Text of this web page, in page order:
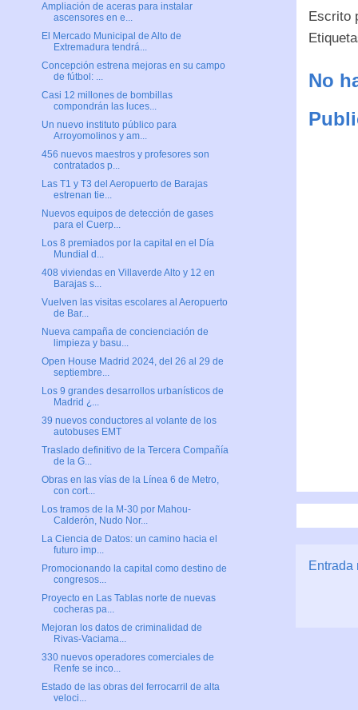
Escrito
No
Entrada
Ampliación de aceras para instalar
ascensores en e...
El Mercado Municipal de Alto de
Extremadura tendrá...
Concepción estrena mejoras en su campo
de fútbol: ...
Casi 12 millones de bombillas
compondrán las luces...
Un nuevo instituto público para
Arroyomolinos y am...
456 nuevos maestros y profesores son
contratados p...
Las T1 y T3 del Aeropuerto de Barajas
estrenan tie...
Nuevos equipos de detección de gases
para el Cuerp...
Los 8 premiados por la capital en el Día
Mundial d...
408 viviendas en Villaverde Alto y 12 en
Barajas s...
Vuelven las visitas escolares al Aeropuerto
de Bar...
Nueva campaña de concienciación de
limpieza y basu...
Open House Madrid 2024, del 26 al 29 de
septiembre...
Los 9 grandes desarrollos urbanísticos de
Madrid ¿...
39 nuevos conductores al volante de los
autobuses EMT
Traslado definitivo de la Tercera Compañía
de la G...
Obras en las vías de la Línea 6 de Metro,
con cort...
Los tramos de la M-30 por Mahou-
Calderón, Nudo Nor...
La Ciencia de Datos: un camino hacia el
futuro imp...
Promocionando la capital como destino de
congresos...
Proyecto en Las Tablas norte de nuevas
cocheras pa...
Mejoran los datos de criminalidad de
Rivas-Vaciama...
330 nuevos operadores comerciales de
Renfe se inco...
Estado de las obras del ferrocarril de alta
veloci...